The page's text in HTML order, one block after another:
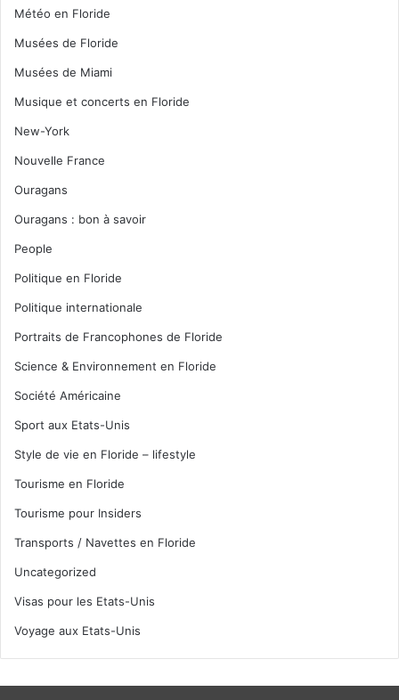
Météo en Floride
Musées de Floride
Musées de Miami
Musique et concerts en Floride
New-York
Nouvelle France
Ouragans
Ouragans : bon à savoir
People
Politique en Floride
Politique internationale
Portraits de Francophones de Floride
Science & Environnement en Floride
Société Américaine
Sport aux Etats-Unis
Style de vie en Floride – lifestyle
Tourisme en Floride
Tourisme pour Insiders
Transports / Navettes en Floride
Uncategorized
Visas pour les Etats-Unis
Voyage aux Etats-Unis